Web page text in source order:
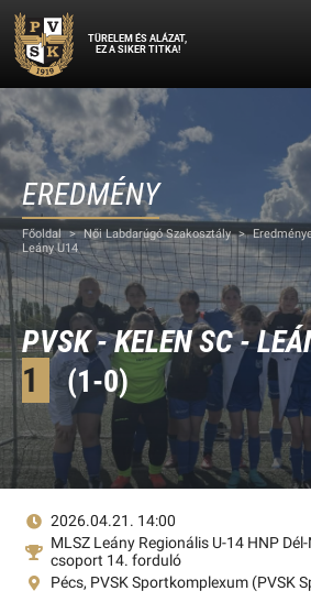
TÜRELEM ÉS ALÁZAT,
EZ A SIKER TITKA!
EREDMÉNY
Főoldal > Női Labdarúgó Szakosztály >
Leány U14
PVSK - KELEN SC -
1
(1-0)
2026.04.21. 14:00
MLSZ Leány Regionális U-14 HNP
csoport 14. forduló
Pécs, PVSK Sportkomplexum (PVSK